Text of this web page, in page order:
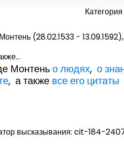
(28.02.1533 -
Монтеньо людях,о
, а также все его цитаты
высказывания: cit-184-